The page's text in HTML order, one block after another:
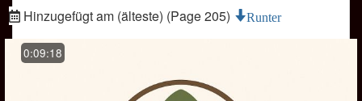
Hinzugefügt am (älteste) (Page 205) Runter
0:09:18